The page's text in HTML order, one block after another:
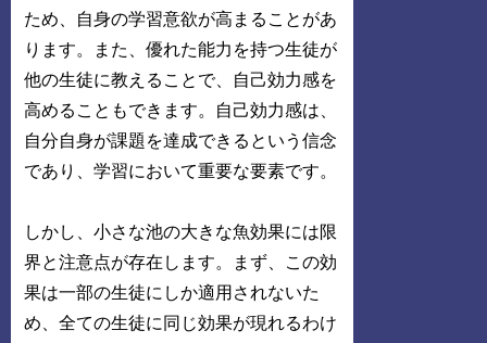
ため、自身の学習意欲が高まることがあ
ります。また、優れた能力を持つ生徒が
他の生徒に教えることで、自己効力感を
高めることもできます。自己効力感は、
自分自身が課題を達成できるという信念
であり、学習において重要な要素です。
しかし、小さな池の大きな魚効果には限
界と注意点が存在します。まず、この効
果は一部の生徒にしか適用されないた
め、全ての生徒に同じ効果が現れるわけ